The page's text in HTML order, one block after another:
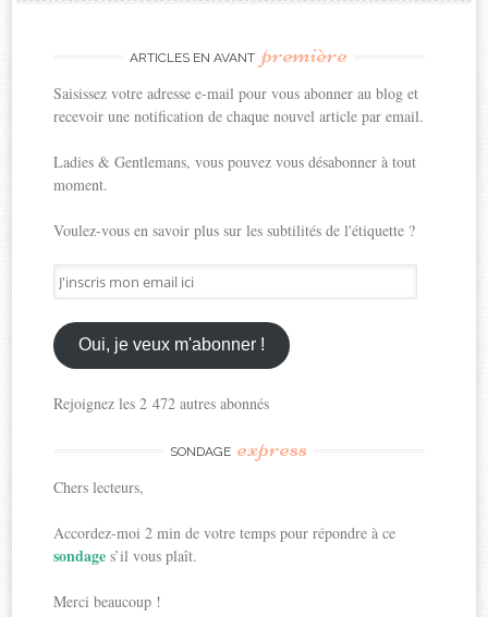
ARTICLES EN AVANT première
Saisissez votre adresse e-mail pour vous abonner au blog et
recevoir une notification de chaque nouvel article par email.
Ladies & Gentlemans, vous pouvez vous désabonner à tout
moment.
Voulez-vous en savoir plus sur les subtilités de l'étiquette ?
J'inscris
mon
email
ici
Oui, je veux m'abonner !
Rejoignez les 2 472 autres abonnés
SONDAGE express
Chers lecteurs,
Accordez-moi 2 min de votre temps pour répondre à ce
sondages’il vous plaît.
Merci beaucoup !